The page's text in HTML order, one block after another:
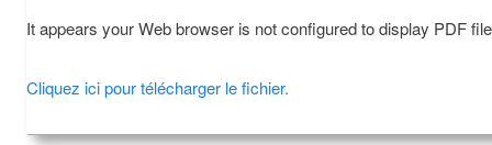
It appears your Web browser is not configured to display PDF
Cliquez ici pour télécharger le fichier.